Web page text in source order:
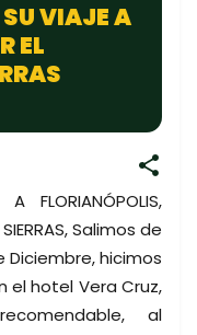
VIAJE A
EL
FLORIANÓPOLIS,
SIERRAS, Salimos de
Diciembre, hicimos
el hotel Vera Cruz,
al